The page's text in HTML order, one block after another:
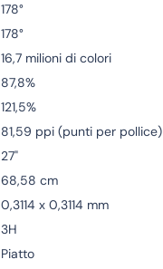
178°
178°
16,7 milioni di colori
87,8%
121,5%
81,59 ppi (punti per pollice)
27"
68,58 cm
0,3114 x 0,3114 mm
3H
Piatto